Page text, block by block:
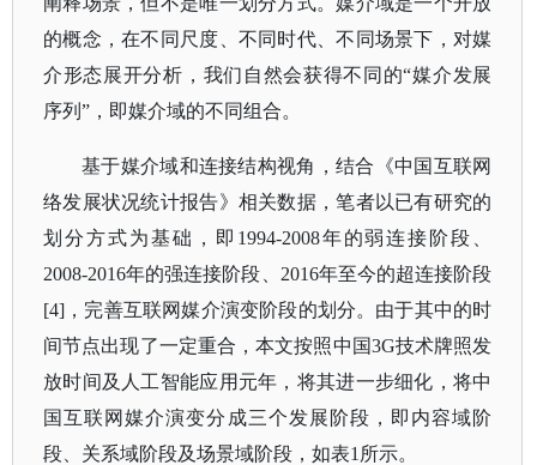
的概念，在不同尺度、不同时代、不同场景下，对媒
介形态展开分析，我们自然会获得不同的“媒介发展
序列”，即媒介域的不同组合。
基于媒介域和连接结构视角，结合《中国互联网
络发展状况统计报告》相关数据，笔者以已有研究的
划分方式为基础，即 1994-2008年的弱连接阶段、
2008-2016年的强连接阶段、2016年至今的超连接阶段
[4]，完善互联网媒介演变阶段的划分。由于其中的时
间节点出现了一定重合，本文按照中国3G技术牌照发
放时间及人工智能应用元年，将其进一步细化，将中
国互联网媒介演变分成三个发展阶段，即内容域阶
段、关系域阶段及场景域阶段，如表1所示。